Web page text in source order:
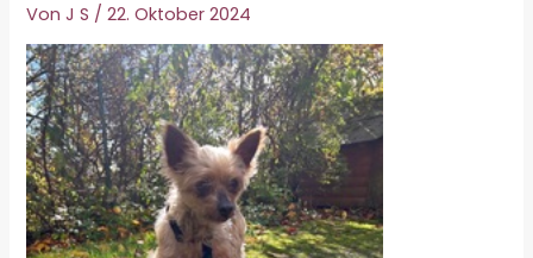
VonJ S /22. Oktober 2024